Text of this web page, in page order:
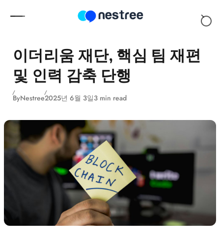
이더리움 재단, 핵심 팀 재편
및 인력 감축 단행
ByNestree2025년 6월 3일3 min read